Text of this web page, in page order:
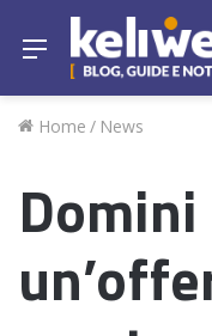
Menu
Home / News